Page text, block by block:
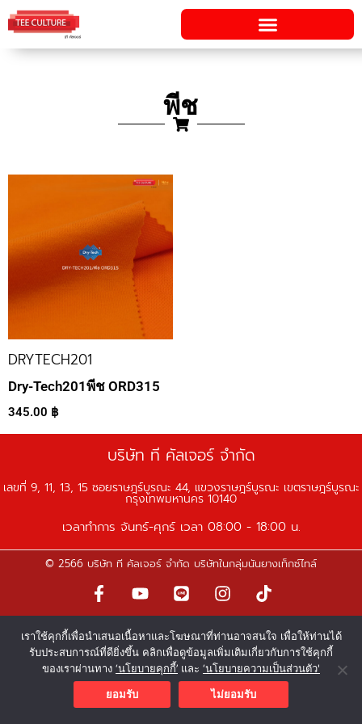
Skip
to
content
พีช
DRYTECH201
Dry-Tech201พีช ORD315
345.00 ฿
บริษัท ที คัลเจอร์ จำกัด
เลขที่ 9, 11, 13, 15 ซอยราษฎร์บูรณะ 44, แขวงราษฎร์บูรณะ เขตราษฎร์บูรณะ
กรุงเทพมหานคร 10140
เวลาทำการ จันทร์-ศุกร์ เวลา 08:00 - 18:00 น.
© 2566 บริษัท ที คัลเจอร์ จำกัด บริษัทในกลุ่มนันยางเท็กซ์ไทล์
F
a
c
e
b
o
o
k
Y
o
t
u
b
L
i
e
I
n
t
a
g
r
a
T
i
k
t
o
k
เราใช้คุกกี้เพื่อนำเสนอเนื้อหาและโฆษณาที่ท่านอาจสนใจ เพื่อให้ท่านได้
รับประสบการณ์ที่ดียิ่งขึ้น คลิกเพื่อดูข้อมูลเพิ่มเติมเกี่ยวกับการใช้คุกกี้
ของเราผ่านทาง ‘นโยบายคุกกี้’ และ ‘นโยบายความเป็นส่วนตัว'
ยอมรับ
ไม่ยอมรับ